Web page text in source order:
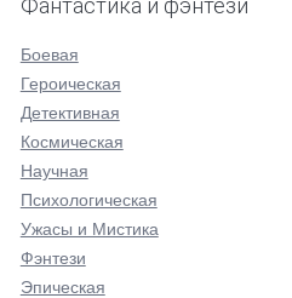
Фантастика и фэнтези
Боевая
Героическая
Детективная
Космическая
Научная
Психологическая
Ужасы и Мистика
Фэнтези
Эпическая